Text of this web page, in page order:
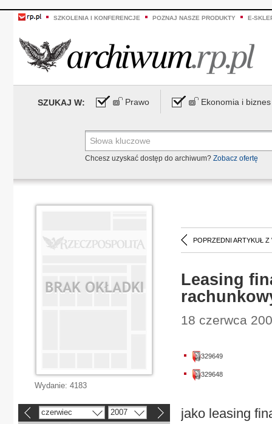
SZKOLENIA I KONFERENCJE POZNAJ NASZE PRODUKTY E-
SZUKAJ W: Prawo Ekonomia i biznes
Chcesz uzyskać dostęp do archiwum? Zobacz ofertę
POPRZEDNI ARTYKUŁ Z
Leasing
18 czerwca
329649
329648
jako leasing
Wydanie: 4183
czerwiec 2007